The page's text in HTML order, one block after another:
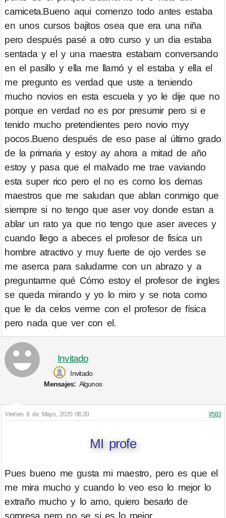
camiceta.Bueno aqui comenzo todo antes estaba
en unos cursos bajitos osea que era una niña
pero después pasé a otro curso y un dia estaba
sentada y el y una maestra estabam conversando
en el pasillo y ella me llamó y el estaba y ella el
me pregunto es verdad que uste a teniendo
mucho novios en esta escuela y yo le dije que no
porque en verdad no es por presumir pero si e
tenido mucho pretendientes pero novio myy
pocos.Bueno después de eso pase al último grado
de la primaria y estoy ay ahora a mitad de año
estoy y pasa que el malvado me trae vaviando
esta super rico pero el no es como los demas
maestros que me saludan que ablan conmigo que
siempre si no tengo que aser voy donde estan a
ablar un rato ya que no tengo que aser aveces y
cuando llego a abeces el profesor de fisica un
hombre atractivo y muy fuerte de ojo verdes se
me aserca para saludarme con un abrazo y a
preguntarme qué Cómo estoy el profesor de ingles
se queda mirando y yo lo miro y se nota como
que le da celos verme con el profesor de física
pero nada que ver con el.
Invitado
Invitado
Mensajes: Algunos
Viernes 8 de Mayo, 2020 06:20 #583
MI profe
Pues bueno me gusta mi maestro, pero es que el
me mira mucho y cuando lo veo eso lo mejor lo
extraño mucho y lo amo, quiero besarlo de
sorpresa pero no se si es lo mejor